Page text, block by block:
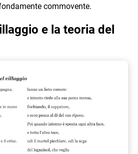
commovente.
e la teoria del